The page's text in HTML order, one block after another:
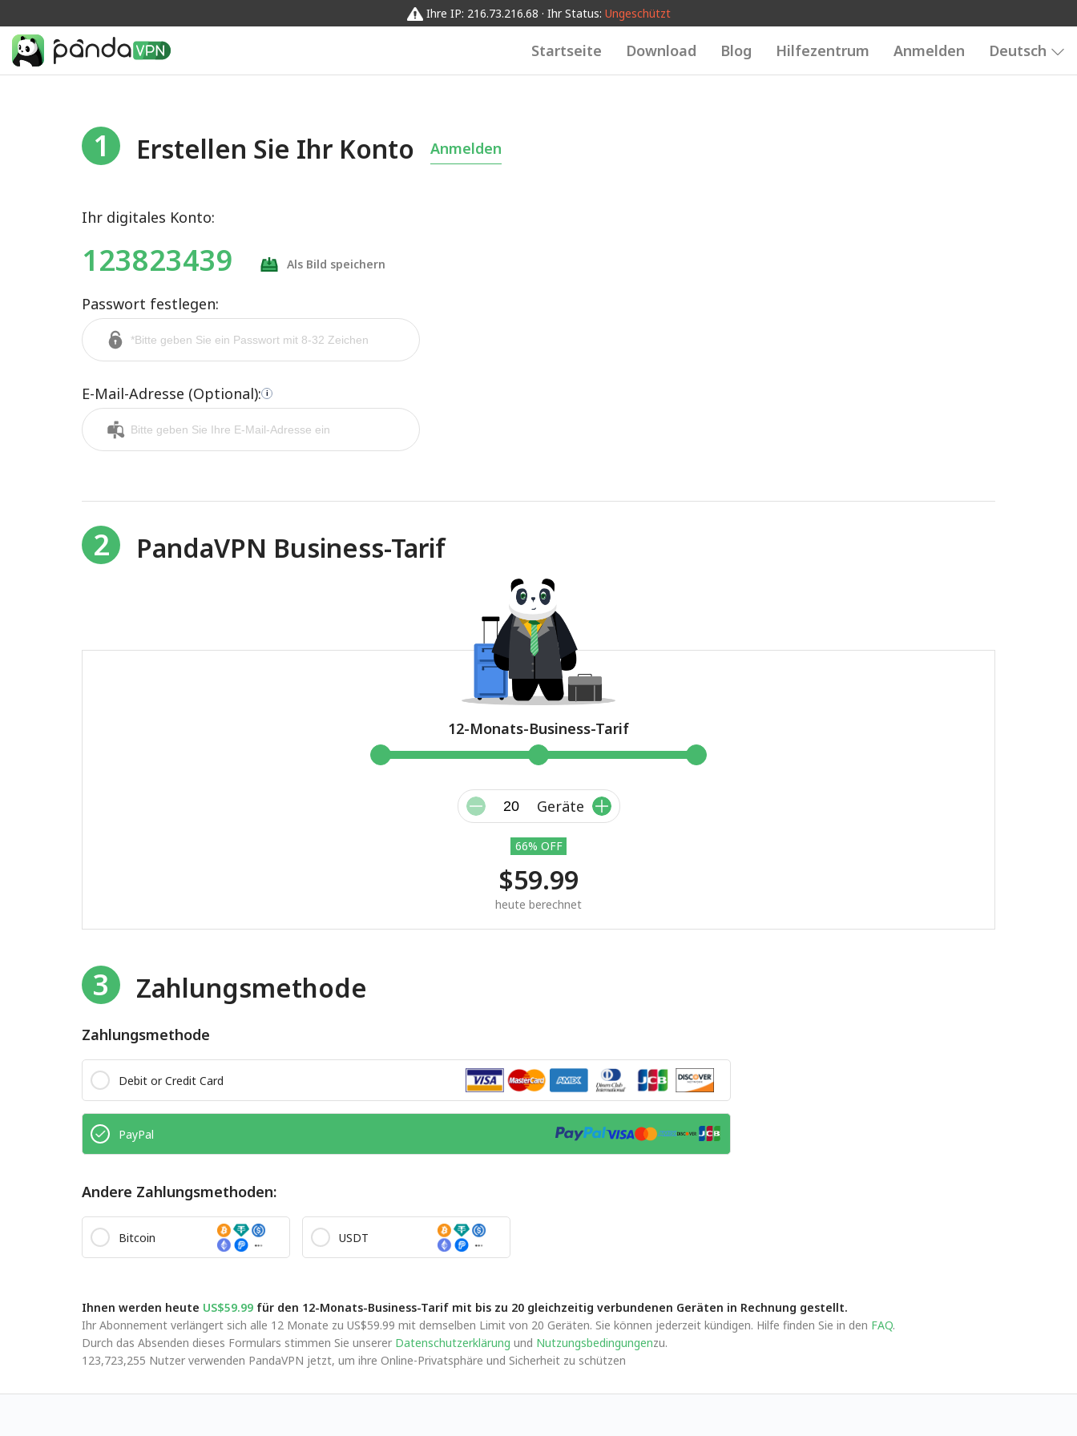
Ihre IP: 216.73.216.68 · Ihr Status: Ungeschützt
Startseite Download Blog Hilfezentrum Anmelden Deutsch
1 Erstellen Sie Ihr Konto Anmelden
Ihr digitales Konto:
123823439 Als Bild speichern
Passwort festlegen:
E-Mail-Adresse (Optional): i
2 PandaVPN Business-Tarif
12-Monats-Business-Tarif
Geräte
66% OFF
$59.99
heute berechnet
3 Zahlungsmethode
Zahlungsmethode
Debit or Credit Card
PayPal
Andere Zahlungsmethoden:
Bitcoin USDT
Ihnen werden heute US$59.99 für den 12-Monats-Business-Tarif mit bis zu 20 gleichzeitig verbundenen Geräten in Rechnung gestellt.
Ihr Abonnement verlängert sich alle 12 Monate zu US$59.99 mit demselben Limit von 20 Geräten. Sie können jederzeit kündigen. Hilfe finden Sie in den FAQ.
Durch das Absenden dieses Formulars stimmen Sie unserer Datenschutzerklärung und Nutzungsbedingungenzu.
123,723,255 Nutzer verwenden PandaVPN jetzt, um ihre Online-Privatsphäre und Sicherheit zu schützen